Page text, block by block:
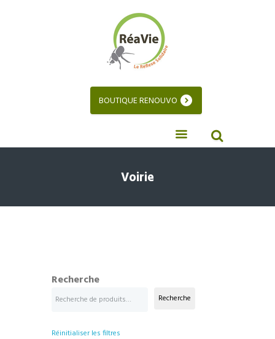
BOUTIQUE RENOUVO
Voirie
Recherche
Recherche
Réinitialiser les filtres